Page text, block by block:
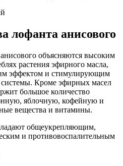
лофанта анисового
объясняются высоким
растения эфирного масла,
эффектом и стимулирующим
системы. Кроме эфирных масел
большое количество
яблочную, кофейную и
вещества и витамины.
общеукрепляющим,
и противовоспалительным